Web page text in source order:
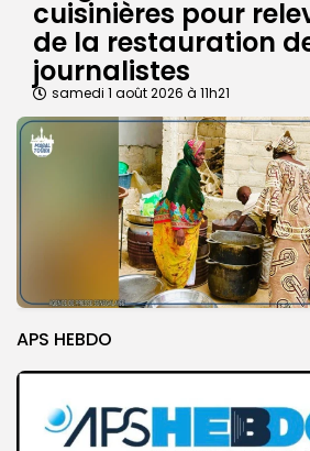
cuisinières pour
de la restauration
journalistes
samedi 1 août 2026 à 11h21
APS HEBDO